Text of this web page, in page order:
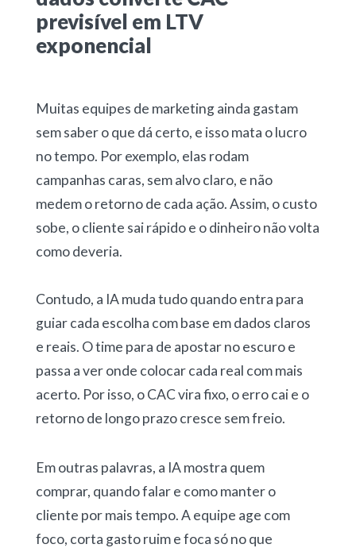
previsível em LTV
exponencial
Muitas equipes de marketing ainda gastam
sem saber o que dá certo, e isso mata o lucro
no tempo. Por exemplo, elas rodam
campanhas caras, sem alvo claro, e não
medem o retorno de cada ação. Assim, o custo
sobe, o cliente sai rápido e o dinheiro não volta
como deveria.
Contudo, a IA muda tudo quando entra para
guiar cada escolha com base em dados claros
e reais. O time para de apostar no escuro e
passa a ver onde colocar cada real com mais
acerto. Por isso, o CAC vira fixo, o erro cai e o
retorno de longo prazo cresce sem freio.
Em outras palavras, a IA mostra quem
comprar, quando falar e como manter o
cliente por mais tempo. A equipe age com
foco, corta gasto ruim e foca só no que